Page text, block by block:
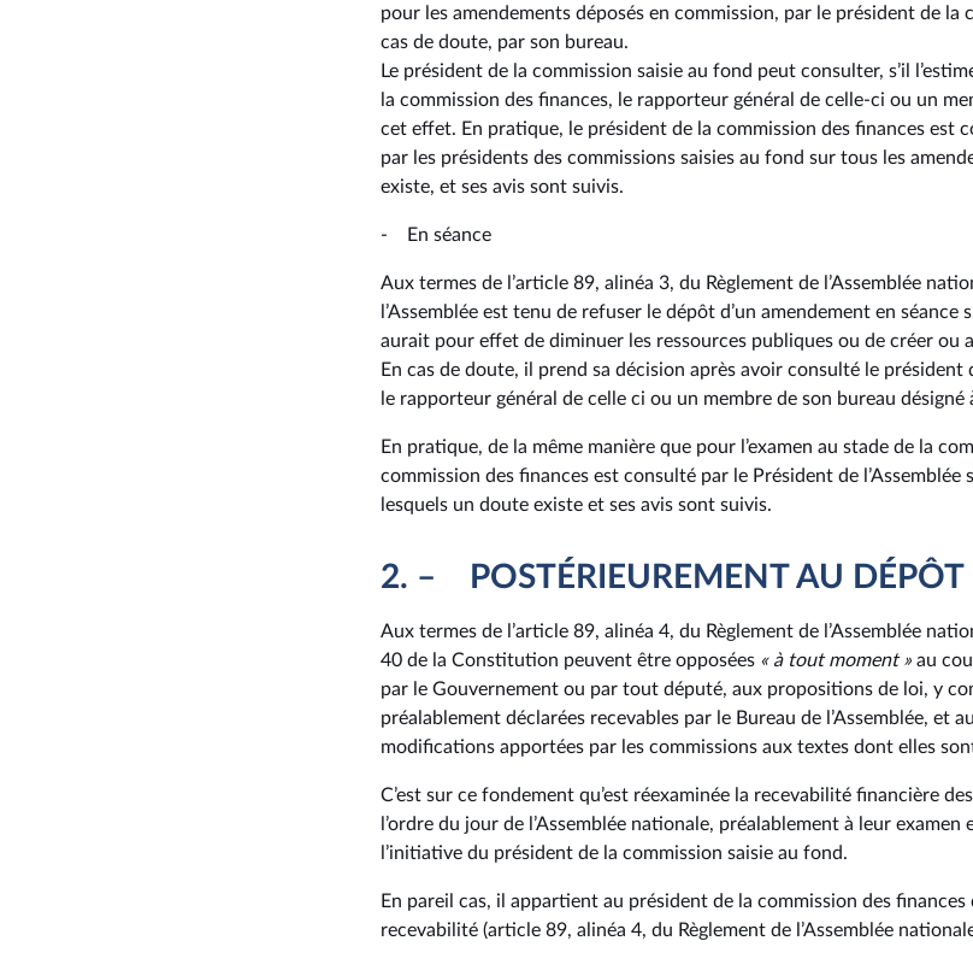
pour les amendements déposés en commission, par le président de la
cas de doute, par son bureau.
Le président de la commission saisie au fond peut consulter, s’il
la commission des finances, le rapporteur général de celle-ci ou un
cet effet. En pratique, le président de la commission des finances est
par les présidents des commissions saisies au fond sur tous les
existe, et ses avis sont suivis.
- En séance
Aux termes de l’article 89, alinéa 3, du Règlement de l’Assemblée
l’Assemblée est tenu de refuser le dépôt d’un amendement en séance
aurait pour effet de diminuer les ressources publiques ou de créer ou
En cas de doute, il prend sa décision après avoir consulté le président
le rapporteur général de celle ci ou un membre de son bureau désigné
En pratique, de la même manière que pour l’examen au stade de la
commission des finances est consulté par le Président de
lesquels un doute existe et ses avis sont suivis.
2. – POSTÉRIEUREMENT AU DÉPÔT
Aux termes de l’article 89, alinéa 4, du Règlement de l’Assemblée
40 de la Constitution peuvent être opposées « à tout moment » au
par le Gouvernement ou par tout député, aux propositions de loi, y
préalablement déclarées recevables par le Bureau de l’Assemblée, et
modifications apportées par les commissions aux textes dont elles
C’est sur ce fondement qu’est réexaminée la recevabilité financière
l’ordre du jour de l’Assemblée nationale, préalablement à leur
l’initiative du président de la commission saisie au fond.
En pareil cas, il appartient au président de la commission des
recevabilité (article 89, alinéa 4, du Règlement de l’Assemblée